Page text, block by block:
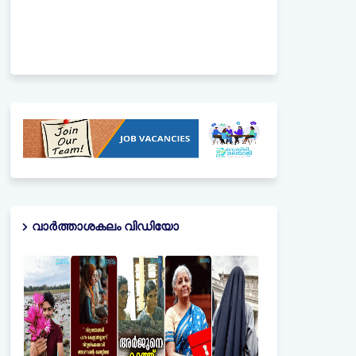
വാർത്താശകലം വിഡിയോ